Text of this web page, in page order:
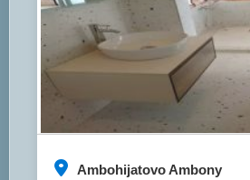
Ambohijatovo Ambony